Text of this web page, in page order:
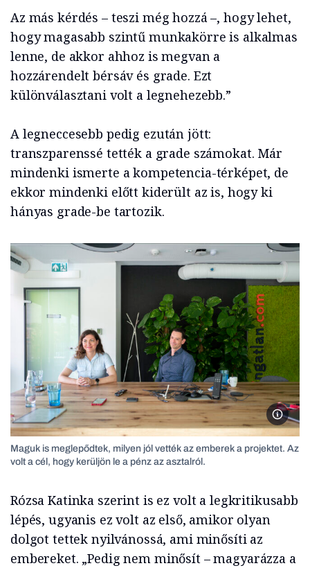
Az más kérdés – teszi még hozzá –, hogy lehet,
hogy magasabb szintű munkakörre is alkalmas
lenne, de akkor ahhoz is megvan a
hozzárendelt bérsáv és grade. Ezt
különválasztani volt a legnehezebb.”
A legneccesebb pedig ezután jött:
transzparenssé tették a grade számokat. Már
mindenki ismerte a kompetencia-térképet, de
ekkor mindenki előtt kiderült az is, hogy ki
hányas grade-be tartozik.
Rózsa
Maguk is meglepődtek, milyen jól vették az emberek a projektet. Az
volt a cél, hogy kerüljön le a pénz az asztalról.
Rózsa Katinka szerint is ez volt a legkritikusabb
lépés, ugyanis ez volt az első, amikor olyan
dolgot tettek nyilvánossá, ami minősíti az
embereket. „Pedig nem minősít – magyarázza a